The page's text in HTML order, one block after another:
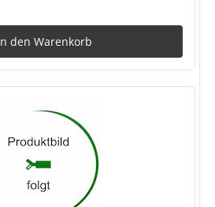
den Warenkorb